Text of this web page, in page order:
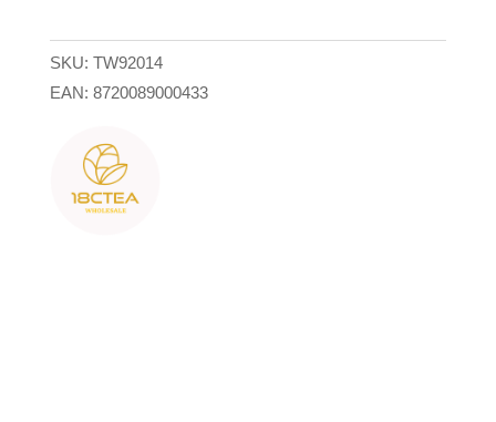
濃
縮
quantity
SKU: TW92014
EAN: 8720089000433